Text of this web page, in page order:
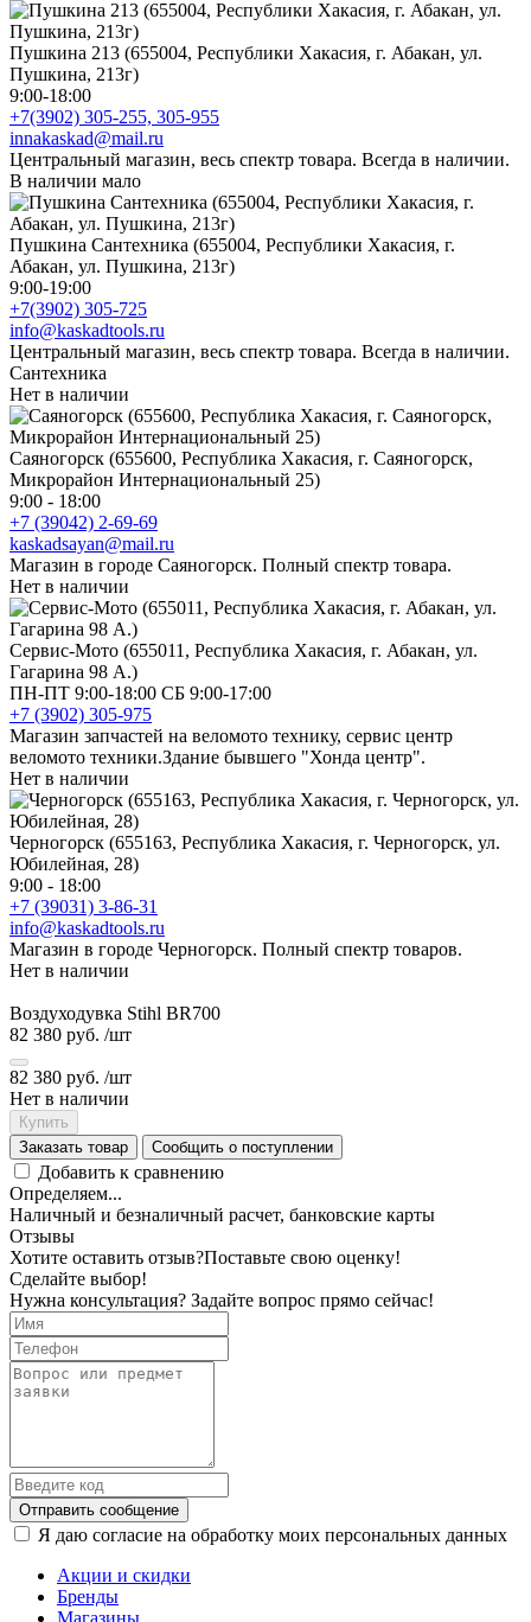
Пушкина 213 (655004, Республики Хакасия, г. Абакан, ул.
Пушкина, 213г)
9:00-18:00
+7(3902) 305-255, 305-955
innakaskad@mail.ru
Центральный магазин, весь спектр товара. Всегда в наличии.
В наличии мало
Пушкина Сантехника (655004, Республики Хакасия, г.
Абакан, ул. Пушкина, 213г)
9:00-19:00
+7(3902) 305-725
info@kaskadtools.ru
Центральный магазин, весь спектр товара. Всегда в наличии.
Сантехника
Нет в наличии
Саяногорск (655600, Республика Хакасия, г. Саяногорск,
Микрорайон Интернациональный 25)
9:00 - 18:00
+7 (39042) 2-69-69
kaskadsayan@mail.ru
Магазин в городе Саяногорск. Полный спектр товара.
Нет в наличии
Сервис-Мото (655011, Республика Хакасия, г. Абакан, ул.
Гагарина 98 А.)
ПН-ПТ 9:00-18:00 СБ 9:00-17:00
+7 (3902) 305-975
Магазин запчастей на веломото технику, сервис центр
веломото техники.Здание бывшего "Хонда центр".
Нет в наличии
Черногорск (655163, Республика Хакасия, г. Черногорск, ул.
Юбилейная, 28)
9:00 - 18:00
+7 (39031) 3-86-31
info@kaskadtools.ru
Магазин в городе Черногорск. Полный спектр товаров.
Нет в наличии
Воздуходувка Stihl BR700
82 380 руб. /шт
82 380 руб. /шт
Нет в наличии
Купить
Заказать товар
Сообщить о поступлении
Добавить к сравнению
Определяем...
Наличный и безналичный расчет, банковские карты
Отзывы
Хотите оставить отзыв?Поставьте свою оценку!
Сделайте выбор!
Нужна консультация? Задайте вопрос прямо сейчас!
Отправить сообщение
Я даю согласие на обработку моих персональных данных
Акции и скидки
Бренды
Магазины